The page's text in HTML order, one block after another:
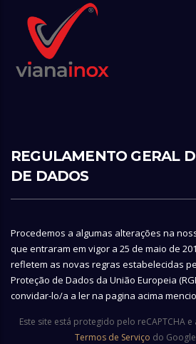
REGULAMENTO GERAL
DE DADOS
Procedemos a algumas alterações na
que entraram em vigor a 25 de maio de
refletem as novas regras estabelecidas
Proteção de Dados da União Europeia
convidar-lo/a a ler na pagina acima
Este site está protegido pelo reCAPTCHA e
Termos de Serviço do